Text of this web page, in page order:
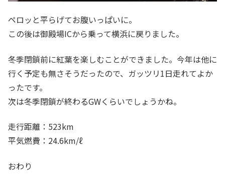
ペロッと平らげてお腹いっぱいに。
この後は御殿場ICから乗って横浜に戻りました。
冬季閉鎖前に紅葉を楽しむことができました。今年は他に
行く予定も無さそうだったので、ガッツリ1日走れてよか
ったです。
次は冬季閉鎖が終わるGWくらいでしょうかね。
走行距離：523km
平気燃費：24.6km/ℓ
おわり